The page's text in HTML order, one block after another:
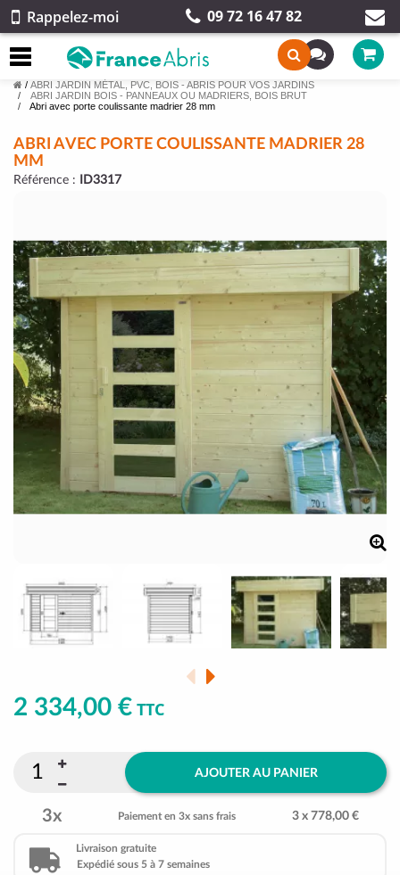
Rappelez-moi 09 72 16 47 82
/ ABRI JARDIN MÉTAL, PVC, BOIS - ABRIS POUR VOS JARDINS
ABRI JARDIN BOIS - PANNEAUX OU MADRIERS, BOIS BRUT
Abri avec porte coulissante madrier 28 mm
ABRI AVEC PORTE COULISSANTE MADRIER 28
MM
Référence : ID3317
2 334,00 € TTC
AJOUTER AU PANIER
3x Paiement en 3x sans frais 3 x 778,00 €
Livraison gratuite
Expédié sous 5 à 7 semaines